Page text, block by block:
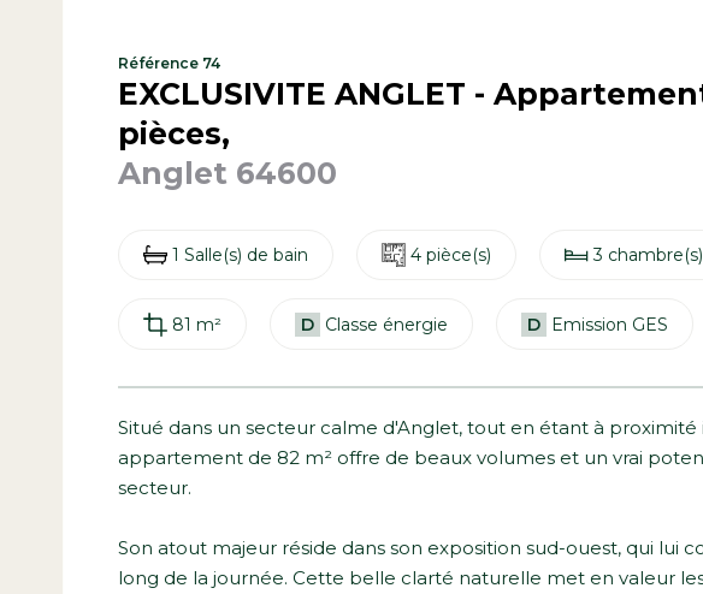
Référence 74
EXCLUSIVITE ANGLET -
pièces,
Anglet 64600
1 Salle(s) de bain 4 pièce(s) 3 chambre(s)
81 m² D Classe énergie D Emission GES
Situé dans un secteur calme d'Anglet, tout en étant à
appartement de 82 m² offre de beaux volumes et un vrai
secteur.
Son atout majeur réside dans son exposition sud-ouest, qui lui
long de la journée. Cette belle clarté naturelle met en valeur